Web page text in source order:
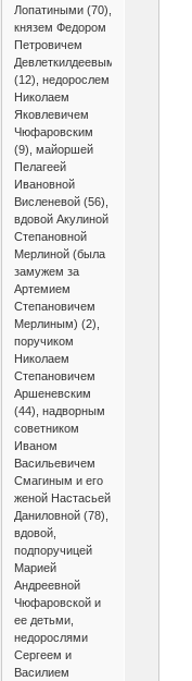
Лопатиными (70),
князем Федором
Петровичем
Девлеткилдеевым
(12), недорослем
Николаем
Яковлевичем
Чюфаровским
(9), майоршей
Пелагеей
Ивановной
Висленевой (56),
вдовой Акулиной
Степановной
Мерлиной (была
замужем за
Артемием
Степановичем
Мерлиным) (2),
поручиком
Николаем
Степановичем
Аршеневским
(44), надворным
советником
Иваном
Васильевичем
Смагиным и его
женой Настасьей
Даниловной (78),
вдовой,
подпоручицей
Марией
Андреевной
Чюфаровской и
ее детьми,
недорослями
Сергеем и
Василием